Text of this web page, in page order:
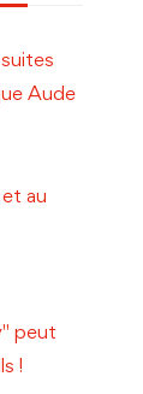
Aude
au
peut
!